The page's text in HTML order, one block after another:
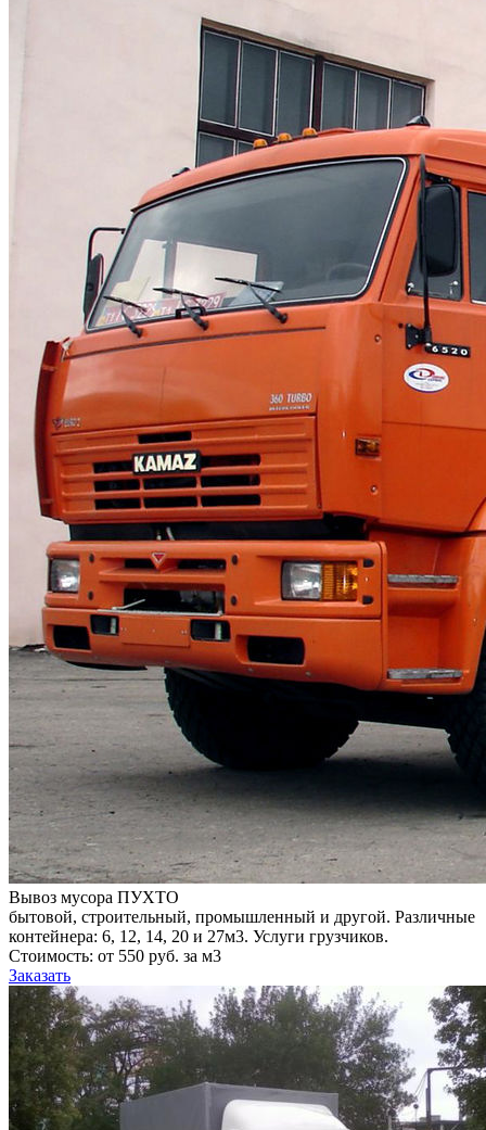
Вывоз мусора ПУХТО
бытовой, строительный, промышленный и другой. Различные
контейнера: 6, 12, 14, 20 и 27м3. Услуги грузчиков.
Стоимость: от 550 руб. за м3
Заказать